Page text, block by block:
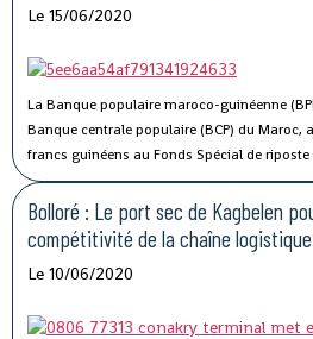
Le 15/06/2020
La Banque populaire maroco-guinéenne
Banque centrale populaire (BCP) du
francs guinéens au Fonds Spécial de riposte
stabilisation économique de la Guinée.
Bolloré : Le port sec de Kagbelen
compétitivité de la chaîne logistique
Le 10/06/2020